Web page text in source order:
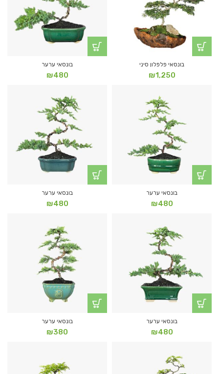
בונסאי פלפלון סיני
₪1,250
בונסאי ערער
₪480
בונסאי ערער
₪480
בונסאי ערער
₪480
בונסאי ערער
₪480
בונסאי ערער
₪380